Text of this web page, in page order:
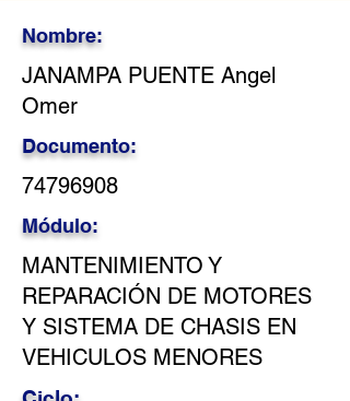
Nombre:
JANAMPA PUENTE Angel
Omer
Documento:
74796908
Módulo:
MANTENIMIENTO Y
REPARACIÓN DE MOTORES
Y SISTEMA DE CHASIS EN
VEHICULOS MENORES